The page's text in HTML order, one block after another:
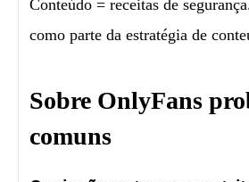
Conteúdo = receitas de
como parte da estratégia de
Sobre OnlyFans
comuns